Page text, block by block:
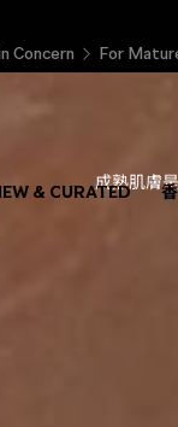
Concern
For
& CURATED
成熟肌膚